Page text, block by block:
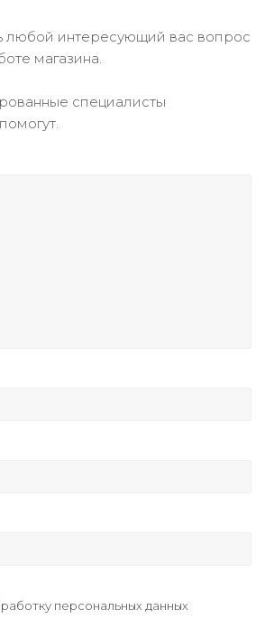
любой интересующий вас вопрос
магазина.
специалисты
персональных данных